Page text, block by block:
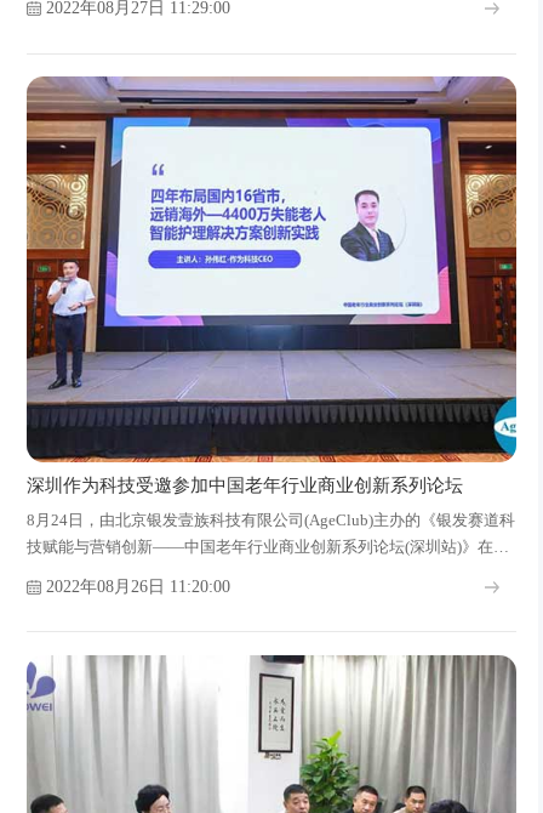
2022年08月27日 11:29:00
深圳作为科技受邀参加中国老年行业商业创新系列论坛
8月24日，由北京银发壹族科技有限公司(AgeClub)主办的《银发赛道科
技赋能与营销创新——中国老年行业商业创新系列论坛(深圳站)》在深
2022年08月26日 11:20:00